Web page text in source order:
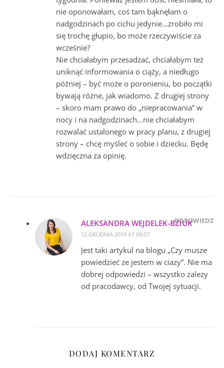
nie oponowałam, coś tam bąknęłam o
nadgodzinach po cichu jedynie…zrobiło mi
się trochę głupio, bo może rzeczywiście za
wcześnie?
Nie chciałabym przesadzać, chciałabym też
uniknąć informowania o ciąży, a niedługo
później – być może o poronieniu, bo początki
bywają różne, jak wiadomo. Z drugiej strony
– skoro mam prawo do „niepracowania” w
nocy i na nadgodzinach…nie chciałabym
rozwalać ustalonego w pracy planu, z drugiej
strony – chcę myśleć o sobie i dziecku. Będę
wdzięczna za opinię.
ALEKSANDRA WEJDELEK-BZIUK
12 GRUDNIA 2019 AT 09:07
ODPOWIEDZ
Jest taki artykul na blogu „Czy musze
powiedzieć ze jestem w ciazy”. Nie ma
dobrej odpowiedzi – wszystko zalezy
od pracodawcy, od Twojej sytuacji.
DODAJ KOMENTARZ